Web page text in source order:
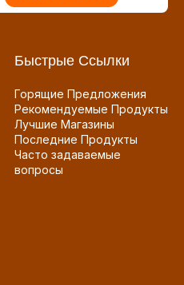
Быстрые Ссылки
Горящие Предложения
Рекомендуемые Продукты
Лучшие Магазины
Последние Продукты
Часто задаваемые
вопросы